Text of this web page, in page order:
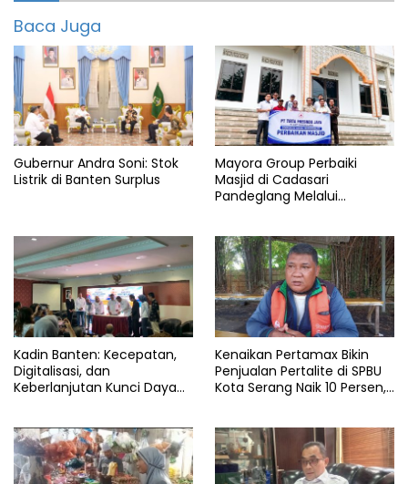
Dimyati
dinas
pertanian
provinsi
banten
Jalan
kementan
ri
Pertanian
Provinsi
Tani
usaha
Baca Juga
Gubernur Andra Soni: Stok
Listrik di Banten Surplus
Mayora Group Perbaiki
Masjid di Cadasari
Pandeglang Melalui
Kadin Banten: Kecepatan,
Digitalisasi, dan
Keberlanjutan Kunci Daya
Kenaikan Pertamax Bikin
Penjualan Pertalite di SPBU
Kota Serang Naik 10 Persen,